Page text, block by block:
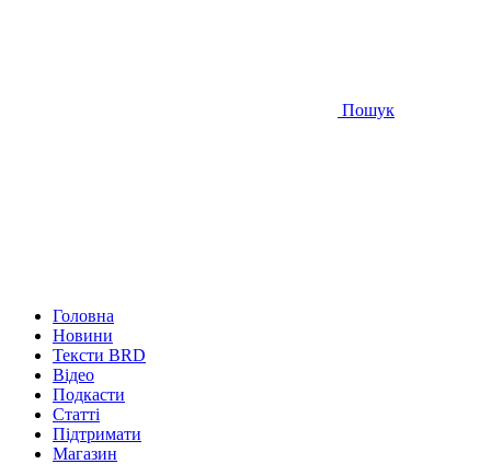
Пошук
Головна
Новини
Тексти BRD
Відео
Подкасти
Статті
Підтримати
Магазин